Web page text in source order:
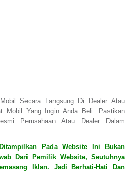
Secara Langsung Di Dealer Atau
Mobil Yang Ingin Anda Beli. Pastikan
Perusahaan Atau Dealer Dalam
Pada Website Ini Bukan
Dari Pemilik Website, Seutuhnya
Iklan. Jadi Berhati-Hati Dan